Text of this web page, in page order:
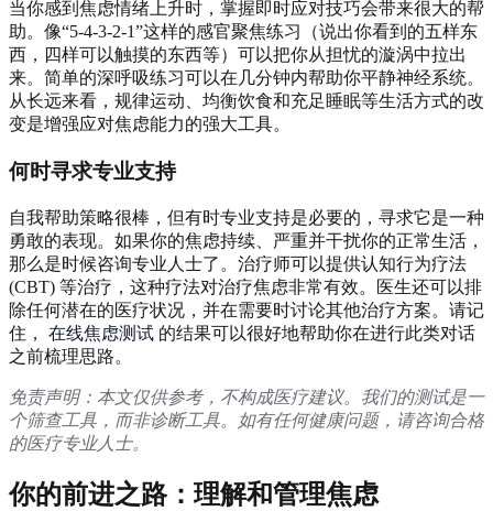
当你感到焦虑情绪上升时，掌握即时应对技巧会带来很大的帮
助。像“5-4-3-2-1”这样的感官聚焦练习（说出你看到的五样东
西，四样可以触摸的东西等）可以把你从担忧的漩涡中拉出
来。简单的深呼吸练习可以在几分钟内帮助你平静神经系统。
从长远来看，规律运动、均衡饮食和充足睡眠等生活方式的改
变是增强应对焦虑能力的强大工具。
何时寻求专业支持
自我帮助策略很棒，但有时专业支持是必要的，寻求它是一种
勇敢的表现。如果你的焦虑持续、严重并干扰你的正常生活，
那么是时候咨询专业人士了。治疗师可以提供认知行为疗法
(CBT) 等治疗，这种疗法对治疗焦虑非常有效。医生还可以排
除任何潜在的医疗状况，并在需要时讨论其他治疗方案。请记
住， 在线焦虑测试 的结果可以很好地帮助你在进行此类对话
之前梳理思路。
免责声明：本文仅供参考，不构成医疗建议。我们的测试是一
个筛查工具，而非诊断工具。如有任何健康问题，请咨询合格
的医疗专业人士。
你的前进之路：理解和管理焦虑